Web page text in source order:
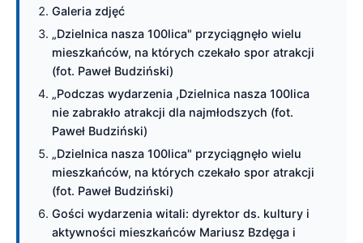
Galeria zdjęć
„Dzielnica nasza 100lica" przyciągnęło wielu
mieszkańców, na których czekało spor atrakcji
(fot. Paweł Budziński)
„Podczas wydarzenia ,Dzielnica nasza 100lica
nie zabrakło atrakcji dla najmłodszych (fot.
Paweł Budziński)
„Dzielnica nasza 100lica" przyciągnęło wielu
mieszkańców, na których czekało spor atrakcji
(fot. Paweł Budziński)
Gości wydarzenia witali: dyrektor ds. kultury i
aktywności mieszkańców Mariusz Bzdęga i